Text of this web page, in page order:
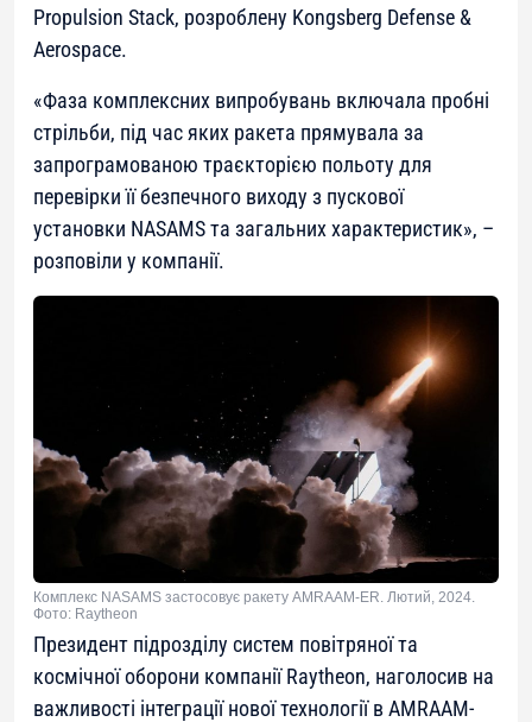
Propulsion Stack, розроблену Kongsberg Defense &
Aerospace.
«Фаза комплексних випробувань включала пробні
стрільби, під час яких ракета прямувала за
запрограмованою траєкторією польоту для
перевірки її безпечного виходу з пускової
установки NASAMS та загальних характеристик», –
розповіли у компанії.
Комплекс NASAMS застосовує ракету AMRAAM-ER. Лютий, 2024.
Фото: Raytheon
Президент підрозділу систем повітряної та
космічної оборони компанії Raytheon, наголосив на
важливості інтеграції нової технології в AMRAAM-